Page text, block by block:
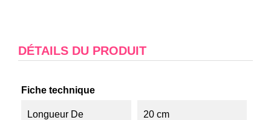
DÉTAILS DU PRODUIT
Fiche technique
Longueur De
20 cm